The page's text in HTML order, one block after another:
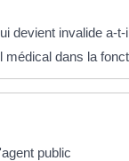
devient invalide a-
dans la
public